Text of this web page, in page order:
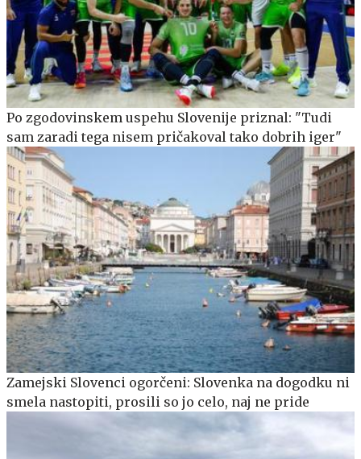
Po zgodovinskem uspehu Slovenije priznal: "Tudi
sam zaradi tega nisem pričakoval tako dobrih iger"
Zamejski Slovenci ogorčeni: Slovenka na dogodku ni
smela nastopiti, prosili so jo celo, naj ne pride